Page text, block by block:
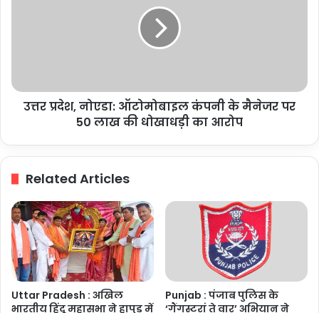
50
लाखउत्तर प्रदेश, नोएडा: ऑटोमोबाइल कंपनी के मैनेजर पर
50 लाख की धोखाधड़ी का आरोप
Related Articles
Uttar Pradesh : अखिल
भारतीय हिंदू महासभा ने हापुड़ में
Punjab : पंजाब पुलिस के
‘गैंगस्टरां ते वार’ अभियान ने